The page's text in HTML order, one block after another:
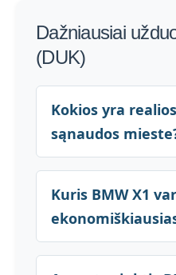
Dažniausiai
(DUK)
Kokios yra
sąnaudos
Kuris BMW X1